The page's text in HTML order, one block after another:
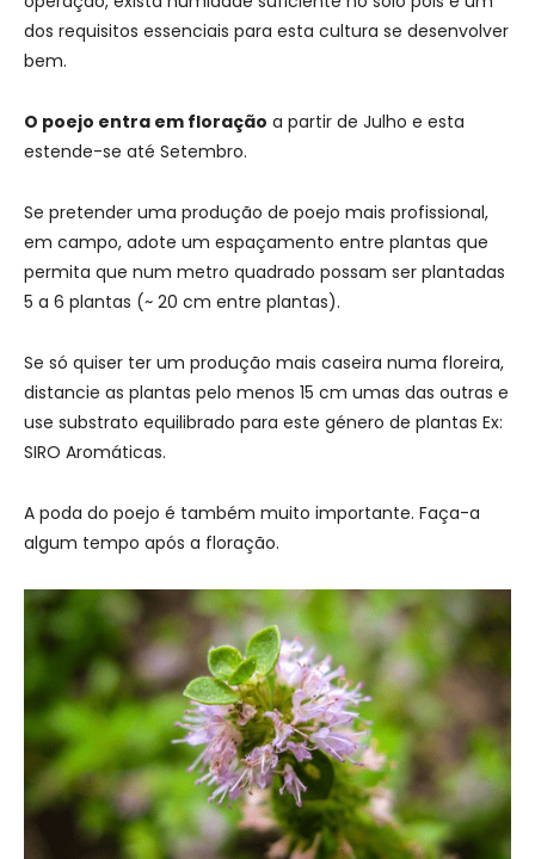
dos requisitos essenciais para esta cultura se desenvolver
bem.
O poejo entra em floração a partir de Julho e esta
estende-se até Setembro.
Se pretender uma produção de poejo mais profissional,
em campo, adote um espaçamento entre plantas que
permita que num metro quadrado possam ser plantadas
5 a 6 plantas (~ 20 cm entre plantas).
Se só quiser ter um produção mais caseira numa floreira,
distancie as plantas pelo menos 15 cm umas das outras e
use substrato equilibrado para este género de plantas Ex:
SIRO Aromáticas.
A poda do poejo é também muito importante. Faça-a
algum tempo após a floração.